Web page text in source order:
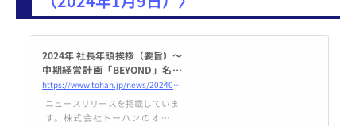
2024年 社長年頭挨拶（要旨）～
中期経営計画「BEYOND」名称
を発表～ | ニュースリリース | 株
式会社トーハン
https://www.tohan.jp/news/20240109_2235.html
ニュースリリースを掲載していま
す。株式会社トーハンのオフィ